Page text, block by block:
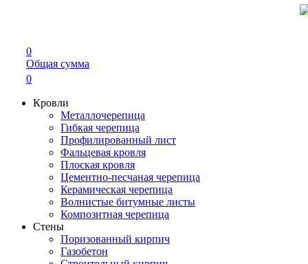
0
Общая сумма
0
Кровли
Металлочерепица
Гибкая черепица
Профилированный лист
Фальцевая кровля
Плоская кровля
Цементно-песчаная черепица
Керамическая черепица
Волнистые битумные листы
Композитная черепица
Стены
Поризованный кирпич
Газобетон